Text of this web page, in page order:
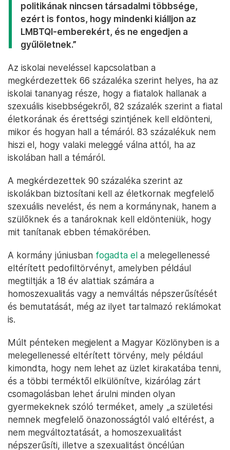
politikának nincsen társadalmi többsége,
ezért is fontos, hogy mindenki kiálljon az
LMBTQI-emberekért, és ne engedjen a
gyűlöletnek.”
Az iskolai neveléssel kapcsolatban a
megkérdezettek 66 százaléka szerint helyes, ha az
iskolai tananyag része, hogy a fiatalok hallanak a
szexuális kisebbségekről, 82 százalék szerint a fiatal
életkorának és érettségi szintjének kell eldönteni,
mikor és hogyan hall a témáról. 83 százalékuk nem
hiszi el, hogy valaki meleggé válna attól, ha az
iskolában hall a témáról.
A megkérdezettek 90 százaléka szerint az
iskolákban biztosítani kell az életkornak megfelelő
szexuális nevelést, és nem a kormánynak, hanem a
szülőknek és a tanároknak kell eldönteniük, hogy
mit tanítanak ebben témakörében.
A kormány júniusban fogadta el a melegellenessé
eltérített pedofiltörvényt, amelyben például
megtiltják a 18 év alattiak számára a
homoszexualitás vagy a nemváltás népszerűsítését
és bemutatását, még az ilyet tartalmazó reklámokat
is.
Múlt pénteken megjelent a Magyar Közlönyben is a
melegellenessé eltérített törvény, mely például
kimondta, hogy nem lehet az üzlet kirakatába tenni,
és a többi terméktől elkülönítve, kizárólag zárt
csomagolásban lehet árulni minden olyan
gyermekeknek szóló terméket, amely „a születési
nemnek megfelelő önazonosságtól való eltérést, a
nem megváltoztatását, a homoszexualitást
népszerűsíti, illetve a szexualitást öncélúan